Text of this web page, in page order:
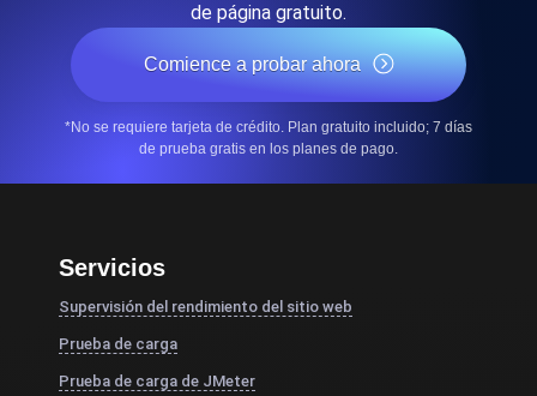
de página gratuito.
Comience a probar ahora
*No se requiere tarjeta de crédito. Plan gratuito incluido; 7 días
de prueba gratis en los planes de pago.
Servicios
Supervisión del rendimiento del sitio web
Prueba de carga
Prueba de carga de JMeter